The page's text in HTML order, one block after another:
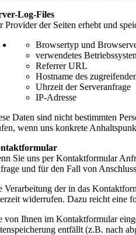
Log-Files
Provider der Seiten erhebt und
Browsertyp und
verwendetes
Referrer URL
Hostname des
Uhrzeit der Serveranfrage
IP-Adresse
Daten sind nicht bestimmten
wenn uns konkrete
Sie uns per Kontaktformular
und für den Fall von
Verarbeitung der in das
widerrufen. Dazu reicht eine
von Ihnen im Kontaktformular
entfällt (z.B. nach